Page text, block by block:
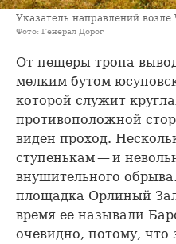
Указатель направлений возле
Фото: Генерал Дорог
От пещеры тропа
мелким бутом
которой служит
противоположной
виден проход.
ступенькам — и
внушительного
площадка Орлиный
время ее называли
очевидно, потому, что